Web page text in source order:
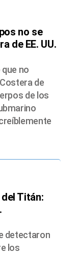
no se
de EE. UU.
no
de
de los
Titán:
detectaron
los